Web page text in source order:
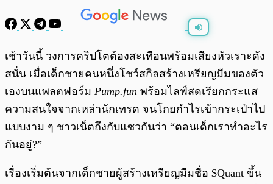
พร้อมเล่น /
เช้าวันนี้ วงการคริปโตต้องสะเทือนพร้อมเสียงหัวเราะดัง
สนั่น เมื่อเด็กชายคนหนึ่งโชว์สกิลสร้างเหรียญมีมของตัว
เองบนแพลตฟอร์ม Pump.fun พร้อมไลฟ์สดเรียกกระแส
ความสนใจจากเหล่านักเทรด จนโกยกำไรเข้ากระเป๋าไป
แบบงาม ๆ ชาวเน็ตถึงกับแซวกันว่า “ตอนเด็กเราทำอะไร
กันอยู่?”
เรื่องเริ่มต้นจากเด็กชายผู้สร้างเหรียญมีมชื่อ $Quant ขึ้น